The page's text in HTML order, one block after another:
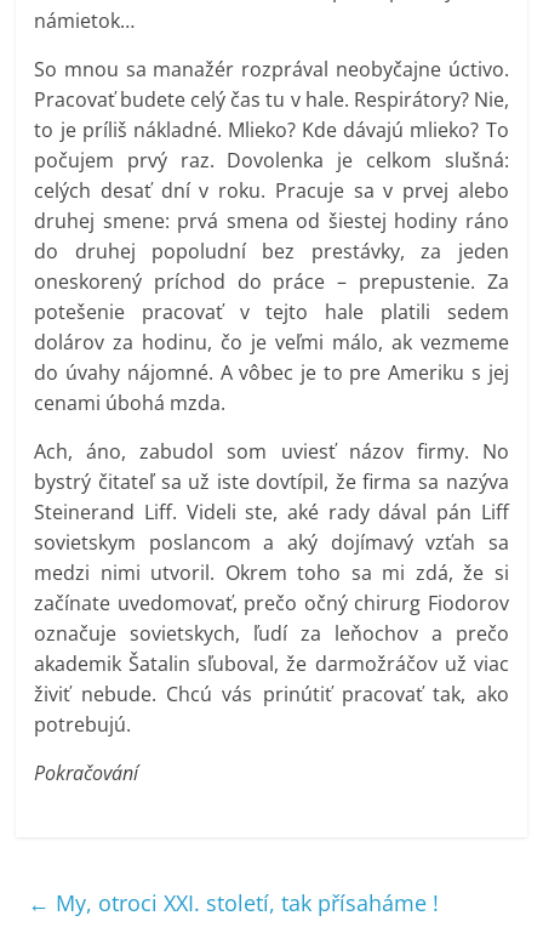
námietok…
So mnou sa manažér rozprával neobyčajne úctivo.
Pracovať budete celý čas tu v hale. Respirátory? Nie,
to je príliš nákladné. Mlieko? Kde dávajú mlieko? To
počujem prvý raz. Dovolenka je celkom slušná:
celých desať dní v roku. Pracuje sa v prvej alebo
druhej smene: prvá smena od šiestej hodiny ráno
do druhej popoludní bez prestávky, za jeden
oneskorený príchod do práce – prepustenie. Za
potešenie pracovať v tejto hale platili sedem
dolárov za hodinu, čo je veľmi málo, ak vezmeme
do úvahy nájomné. A vôbec je to pre Ameriku s jej
cenami úbohá mzda.
Ach, áno, zabudol som uviesť názov firmy. No
bystrý čitateľ sa už iste dovtípil, že firma sa nazýva
Steinerand Liff. Videli ste, aké rady dával pán Liff
sovietskym poslancom a aký dojímavý vzťah sa
medzi nimi utvoril. Okrem toho sa mi zdá, že si
začínate uvedomovať, prečo očný chirurg Fiodorov
označuje sovietskych, ľudí za leňochov a prečo
akademik Šatalin sľuboval, že darmožráčov už viac
živiť nebude. Chcú vás prinútiť pracovať tak, ako
potrebujú.
Pokračování
← My, otroci XXI. století, tak přísaháme !